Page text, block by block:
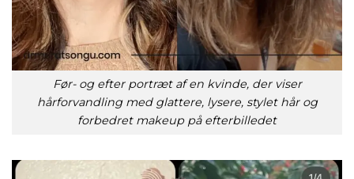
Før- og efter portræt af en kvinde, der viser
hårforvandling med glattere, lysere, stylet hår og
forbedret makeup på efterbilledet